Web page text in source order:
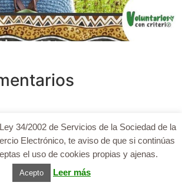
Negro
23:31
este tipo de voluntariados:)
34/2002 de Servicios de la Sociedad de la
Electrónico, te aviso de que si continúas
el uso de cookies propias y ajenas.
Acepto Leer más